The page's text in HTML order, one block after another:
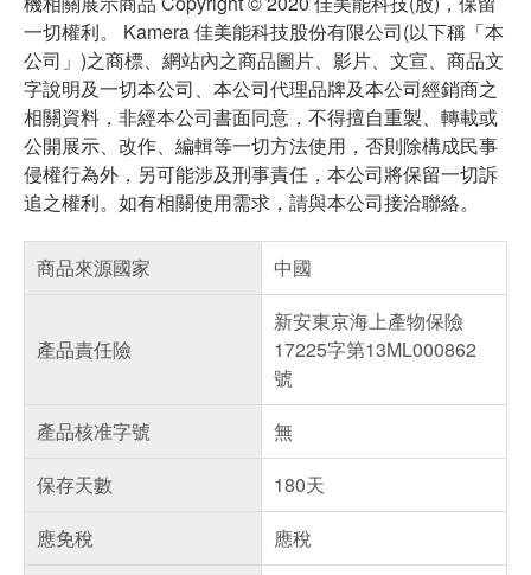
一切權利。 Kamera 佳美能科技股份有限公司(以下稱「本
公司」)之商標、網站內之商品圖片、影片、文宣、商品文
字說明及一切本公司、本公司代理品牌及本公司經銷商之
相關資料，非經本公司書面同意，不得擅自重製、轉載或
公開展示、改作、編輯等一切方法使用，否則除構成民事
侵權行為外，另可能涉及刑事責任，本公司將保留一切訴
追之權利。如有相關使用需求，請與本公司接洽聯絡。
商品來源國家 中國
產品責任險
新安東京海上產物保險
17225字第13ML000862
號
產品核准字號
無
保存天數
180天
應免稅
應稅